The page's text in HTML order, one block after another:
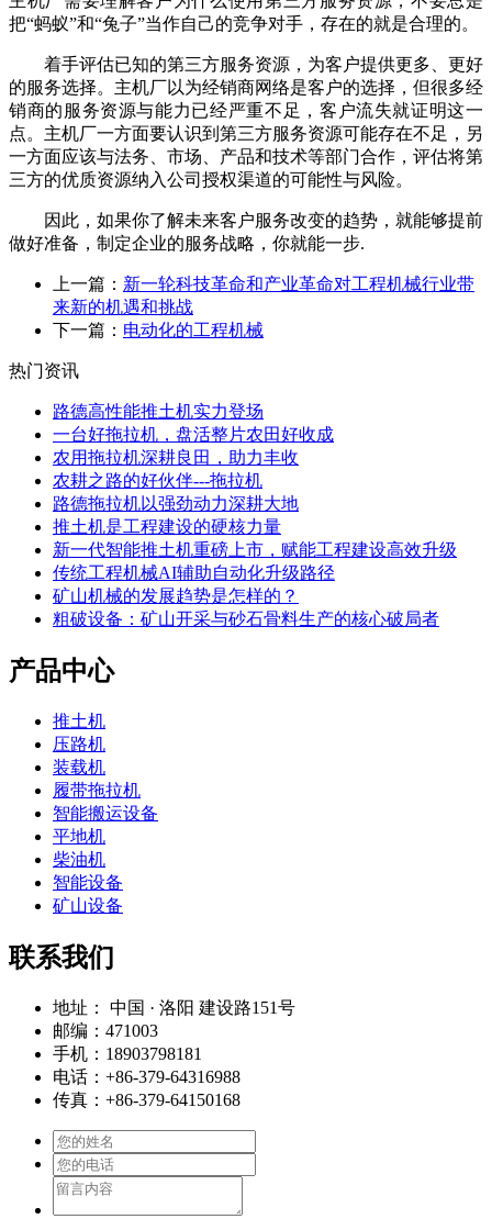
把“蚂蚁”和“兔子”当作自己的竞争对手，存在的就是合理的。
着手评估已知的第三方服务资源，为客户提供更多、更好
的服务选择。主机厂以为经销商网络是客户的选择，但很多经
销商的服务资源与能力已经严重不足，客户流失就证明这一
点。主机厂一方面要认识到第三方服务资源可能存在不足，另
一方面应该与法务、市场、产品和技术等部门合作，评估将第
三方的优质资源纳入公司授权渠道的可能性与风险。
因此，如果你了解未来客户服务改变的趋势，就能够提前
做好准备，制定企业的服务战略，你就能一步.
上一篇： 新一轮科技革命和产业革命对工程机械行业带
来新的机遇和挑战
下一篇： 电动化的工程机械
热门资讯
路德高性能推土机实力登场
一台好拖拉机，盘活整片农田好收成
农用拖拉机深耕良田，助力丰收
农耕之路的好伙伴---拖拉机
路德拖拉机以强劲动力深耕大地
推土机是工程建设的硬核力量
新一代智能推土机重磅上市，赋能工程建设高效升级
传统工程机械AI辅助自动化升级路径
矿山机械的发展趋势是怎样的？
粗破设备：矿山开采与砂石骨料生产的核心破局者
产品中心
推土机
压路机
装载机
履带拖拉机
智能搬运设备
平地机
柴油机
智能设备
矿山设备
联系我们
地址： 中国 · 洛阳 建设路151号
邮编：471003
手机：18903798181
电话：+86-379-64316988
传真：+86-379-64150168